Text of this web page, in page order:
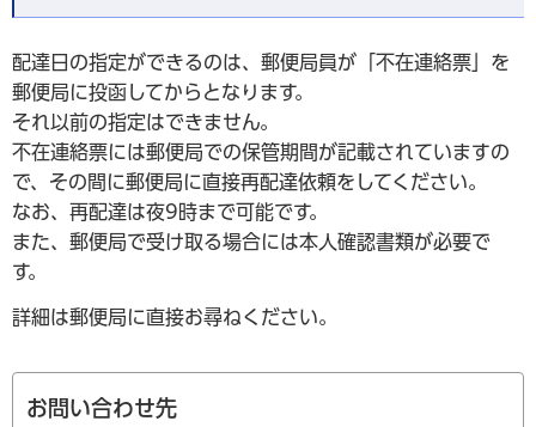
配達日の指定ができるのは、郵便局員が「不在連絡票」を
郵便局に投函してからとなります。
それ以前の指定はできません。
不在連絡票には郵便局での保管期間が記載されていますの
で、その間に郵便局に直接再配達依頼をしてください。
なお、再配達は夜9時まで可能です。
また、郵便局で受け取る場合には本人確認書類が必要で
す。
詳細は郵便局に直接お尋ねください。
お問い合わせ先